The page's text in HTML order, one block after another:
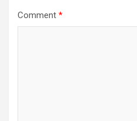
Comment *